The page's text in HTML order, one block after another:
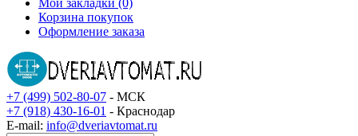
Мои закладки (0)
Корзина покупок
Оформление заказа
+7 (499) 502-80-07 - МСК
+7 (918) 430-16-01 - Краснодар
E-mail: info@dveriavtomat.ru